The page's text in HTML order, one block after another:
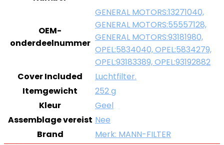
OEM-
onderdeelnummer
GENERAL MOTORS:13271040,
GENERAL MOTORS:55557128,
GENERAL MOTORS:93181980,
OPEL:5834040, OPEL:5834279,
OPEL:93183389, OPEL:93192882
Cover Included
Luchtfilter.
Itemgewicht
252 g
Kleur
Geel
Assemblage vereist Nee
Brand
Merk: MANN-FILTER